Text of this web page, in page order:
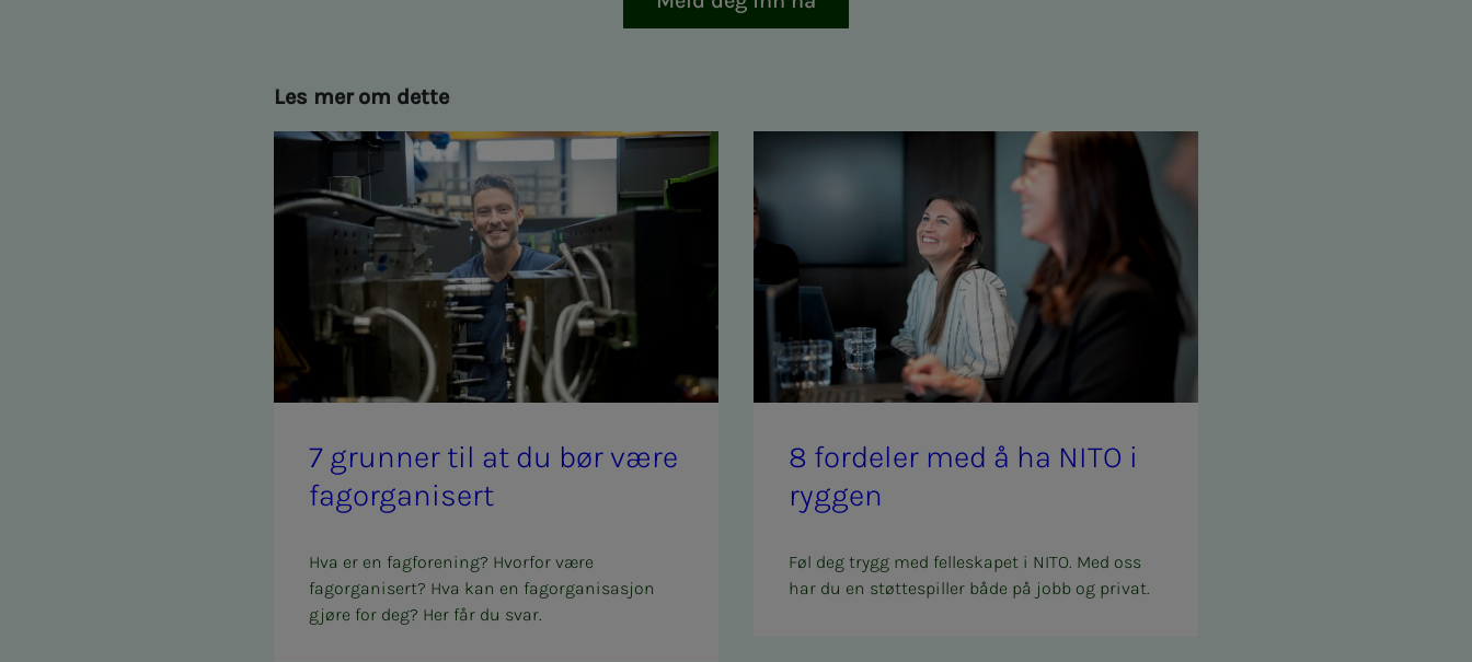
Les mer om dette
7 grun­­­ner til at du bør være
fag­or­­­ga­­­ni­­­sert
Hva er en fagforening? Hvorfor være
fagorganisert? Hva kan en fagorganisasjon
gjøre for deg? Her får du svar.
8 for­­­de­­­ler med å ha NITO i
ryg­­­gen
Føl deg trygg med felleskapet i NITO. Med oss
har du en støttespiller både på jobb og privat.